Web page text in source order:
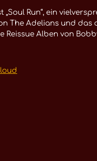
„Soul Run“, ein
The Adelians und das
Reissue Alben von